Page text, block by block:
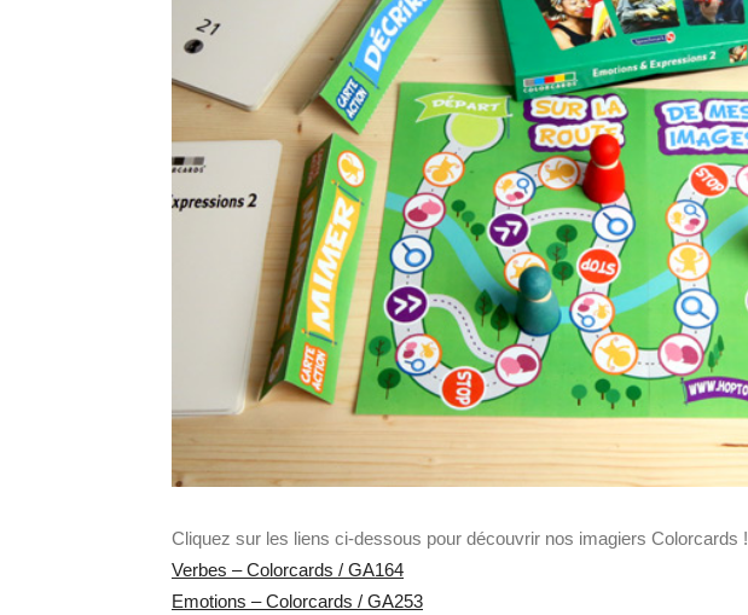
Cliquez sur les liens ci-dessous pour découvrir nos imagiers Colorcards !
Verbes – Colorcards / GA164
Emotions – Colorcards / GA253